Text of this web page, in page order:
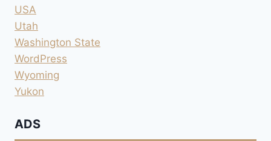
USA
Utah
Washington State
WordPress
Wyoming
Yukon
ADS